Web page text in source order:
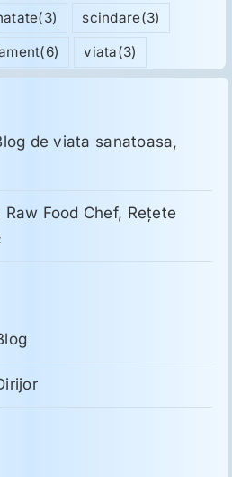
(3) scindare(3)
(6) viata(3)
de viata sanatoasa,
Raw Food Chef, Reţete